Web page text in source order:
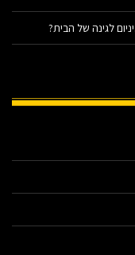
לגינה של הבית?